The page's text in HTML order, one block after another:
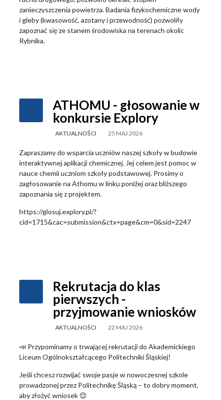
zanieczyszczenia powietrza. Badania fizykochemiczne wody
i gleby (kwasowość, azotany i przewodność) pozwoliły
zapoznać się ze stanem środowiska na terenach okolic
Rybnika.
ATHOMU - głosowanie w
konkursie Explory
AKTUALNOŚCI 25 MAJ 2026
Zapraszamy do wsparcia uczniów naszej szkoły w budowie
interaktywnej aplikacji chemicznej. Jej celem jest pomoc w
nauce chemii uczniom szkoły podstawowej. Prosimy o
zagłosowanie na Athomu w linku poniżej oraz bliższego
zapoznania się z projektem.
https://glosuj.explory.pl/?
cid=1715&cac=submission&ctx=page&cm=0&sid=2247
Rekrutacja do klas
pierwszych -
przyjmowanie wniosków
AKTUALNOŚCI 22 MAJ 2026
📣 Przypominamy o trwającej rekrutacji do Akademickiego
Liceum Ogólnokształcącego Politechniki Śląskiej!
Jeśli chcesz rozwijać swoje pasje w nowoczesnej szkole
prowadzonej przez Politechnikę Śląską – to dobry moment,
aby złożyć wniosek 😊